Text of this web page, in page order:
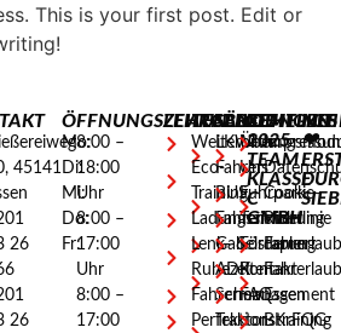
This is your first post. Edit or
45141
26
26
ÖFFNUNGSZEITEN
Mo:
Di:
Mi:
Do:
Fr:
8:00 –
18:00
Uhr
8:00 –
17:00
Uhr
8:00 –
17:00
AUSBILDUNGEN
LKW-
Fahrer
BUS-
Fahrer
Gabelstapler
ADR
Schein
Traktor-
LEHRGÄNGE
Eco-
Training
Ladungssicherung
Lenk- &
Ruhezeiten
Fahrermanagement
Perfektionstraining
ALLGEMEINES
Über
Uns
Fuhrpark
Termine
Förderung
Kontakt
FAQ
Cookie-
Richtlinie
Essen
BKrFQG
©
2025
TEAM
KLASSE
C
GMBH
MIT
❤